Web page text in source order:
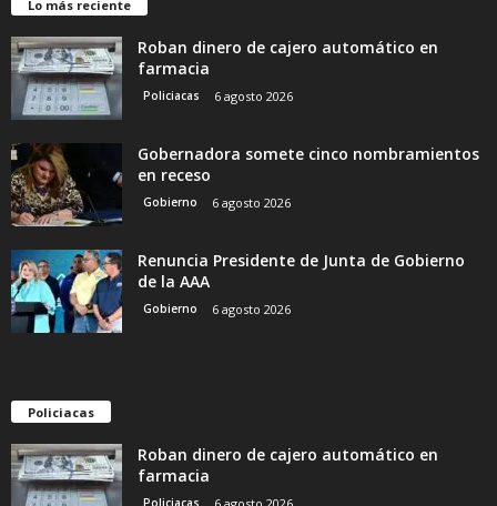
Lo más reciente
Roban dinero de cajero automático en
farmacia
Policiacas 6 agosto 2026
Gobernadora somete cinco nombramientos
en receso
Gobierno 6 agosto 2026
Renuncia Presidente de Junta de Gobierno
de la AAA
Gobierno 6 agosto 2026
Policiacas
Roban dinero de cajero automático en
farmacia
Policiacas